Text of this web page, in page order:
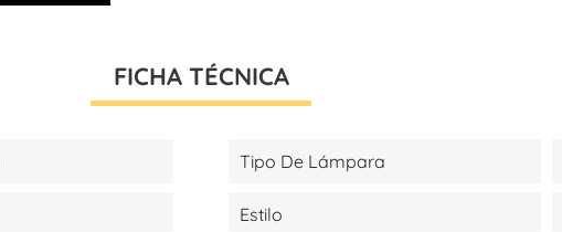
FICHA TÉCNICA
Tipo De Lámpara
Estilo